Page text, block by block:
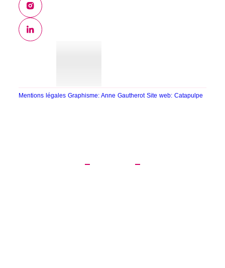
Mentions légalesGraphisme: Anne GautherotSite web: Catapulpe